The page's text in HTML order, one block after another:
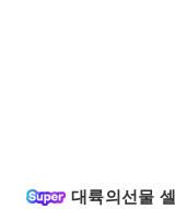
대륙의선물